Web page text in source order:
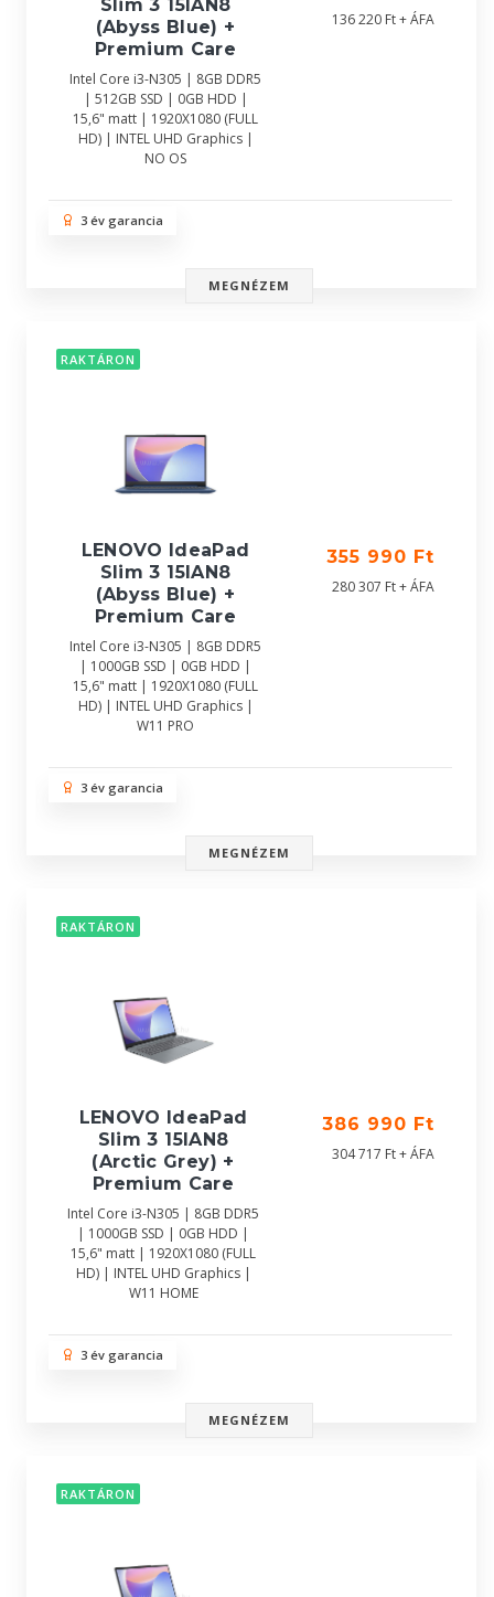
Slim 3 15IAN8
(Abyss Blue) +
Premium Care
Intel Core i3-N305 | 8GB DDR5
| 512GB SSD | 0GB HDD |
15,6" matt | 1920X1080 (FULL
HD) | INTEL UHD Graphics |
NO OS
136 220 Ft + ÁFA
3 év garancia
MEGNÉZEM
RAKTÁRON
LENOVO IdeaPad
Slim 3 15IAN8
(Abyss Blue) +
Premium Care
Intel Core i3-N305 | 8GB DDR5
| 1000GB SSD | 0GB HDD |
15,6" matt | 1920X1080 (FULL
HD) | INTEL UHD Graphics |
W11 PRO
355 990 Ft
280 307 Ft + ÁFA
3 év garancia
MEGNÉZEM
RAKTÁRON
LENOVO IdeaPad
Slim 3 15IAN8
(Arctic Grey) +
Premium Care
Intel Core i3-N305 | 8GB DDR5
| 1000GB SSD | 0GB HDD |
15,6" matt | 1920X1080 (FULL
HD) | INTEL UHD Graphics |
W11 HOME
386 990 Ft
304 717 Ft + ÁFA
3 év garancia
MEGNÉZEM
RAKTÁRON